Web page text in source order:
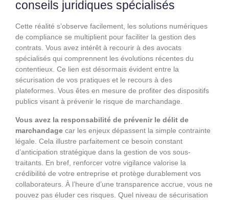
conseils juridiques spécialisés
Cette réalité s’observe facilement, les solutions numériques
de compliance se multiplient pour faciliter la gestion des
contrats. Vous avez intérêt à recourir à des avocats
spécialisés qui comprennent les évolutions récentes du
contentieux. Ce lien est désormais évident entre la
sécurisation de vos pratiques et le recours à des
plateformes. Vous êtes en mesure de profiter des dispositifs
publics visant à prévenir le risque de marchandage.
Vous avez la responsabilité de prévenir le délit de
marchandage car les enjeux dépassent la simple contrainte
légale. Cela illustre parfaitement ce besoin constant
d’anticipation stratégique dans la gestion de vos sous-
traitants. En bref, renforcer votre vigilance valorise la
crédibilité de votre entreprise et protège durablement vos
collaborateurs. À l’heure d’une transparence accrue, vous ne
pouvez pas éluder ces risques. Quel niveau de sécurisation